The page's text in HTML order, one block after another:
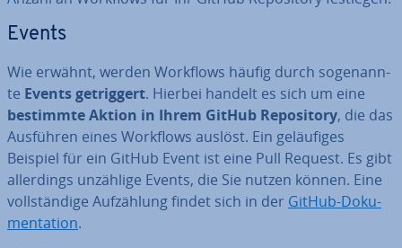
Events
Wie erwähnt, werden Workflows häufig durch so­ge­nann­
te Events ge­trig­gert. Hierbei handelt es sich um eine
bestimmte Aktion in Ihrem GitHub Re­po­si­to­ry, die das
Ausführen eines Workflows auslöst. Ein ge­läu­fi­ges
Beispiel für ein GitHub Event ist eine Pull Request. Es gibt
al­ler­dings unzählige Events, die Sie nutzen können. Eine
voll­stän­di­ge Auf­zäh­lung findet sich in der GitHub-Do­ku­
men­ta­ti­on.